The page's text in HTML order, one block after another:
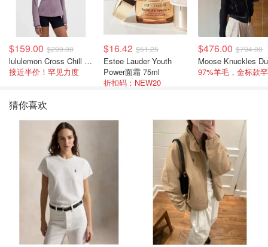
$159.00 $299.00
lululemon Cross Chill 女士运动外套
接近半价！罕见力度
$16.42 $51.25
Estee Lauder Youth
Power面霜 75ml
折扣码：NEW20
$476.00 $794.00
猜你喜欢